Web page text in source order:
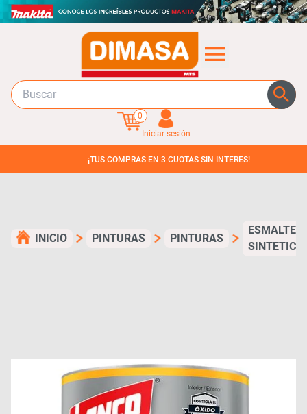
0
Iniciar sesión
¡TUS COMPRAS EN 3 CUOTAS SIN INTERES!
INICIO PINTURAS PINTURAS
ESMALTE
SINTETICO